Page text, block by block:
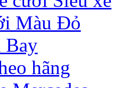
Màu Đỏ
Bay
hãng